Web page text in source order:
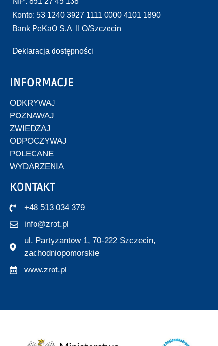
Konto: 53 1240 3927 1111 0000 4101 1890
Bank PeKaO S.A. II O/Szczecin
Deklaracja dostępności
INFORMACJE
ODKRYWAJ
POZNAWAJ
ZWIEDZAJ
ODPOCZYWAJ
POLECANE
WYDARZENIA
KONTAKT
+48 513 034 379
info@zrot.pl
ul. Partyzantów 1, 70-222 Szczecin,
zachodniopomorskie
www.zrot.pl